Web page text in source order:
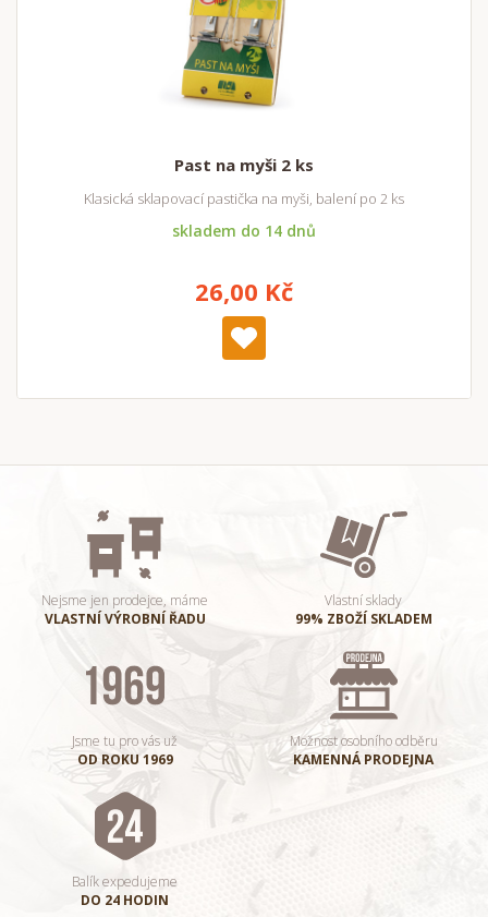
Past na myši 2 ks
Klasická sklapovací pastička na myši, balení po 2 ks
skladem do 14 dnů
26,00 Kč
Nejsme jen prodejce, máme
VLASTNÍ VÝROBNÍ ŘADU
Vlastní sklady
99% ZBOŽÍ SKLADEM
Jsme tu pro vás už
OD ROKU 1969
Možnost osobního odběru
KAMENNÁ PRODEJNA
Balík expedujeme
DO 24 HODIN